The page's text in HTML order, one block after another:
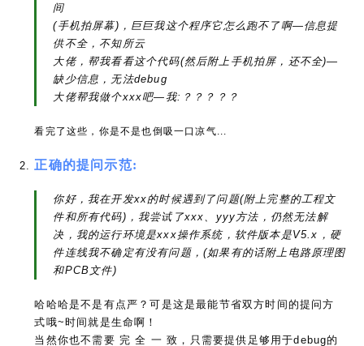
间
(手机拍屏幕)，巨巨我这个程序它怎么跑不了啊—信息提
供不全，不知所云
大佬，帮我看看这个代码(然后附上手机拍屏，还不全)—
缺少信息，无法debug
大佬帮我做个xxx吧—我:？？？？？
看完了这些，你是不是也倒吸一口凉气...
正确的提问示范:
你好，我在开发xx的时候遇到了问题(附上完整的工程文
件和所有代码)，我尝试了xxx、yyy方法，仍然无法解
决，我的运行环境是xxx操作系统，软件版本是V5.x，硬
件连线我不确定有没有问题，(如果有的话附上电路原理图
和PCB文件)
哈哈哈是不是有点严？可是这是最能节省双方时间的提问方
式哦~时间就是生命啊！
当然你也不需要 完 全 一 致，只需要提供足够用于debug的